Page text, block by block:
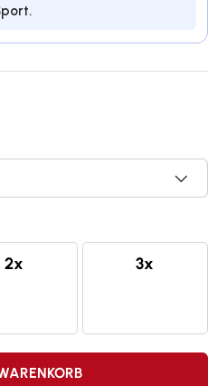
pro Kapsel
Schweizer Marke
pro Kapsel
der Diät
2x 3x